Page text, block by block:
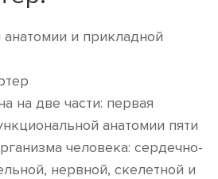
и прикладной
на две части: первая
анатомии пяти
человека: сердечно-
нервной, скелетной и